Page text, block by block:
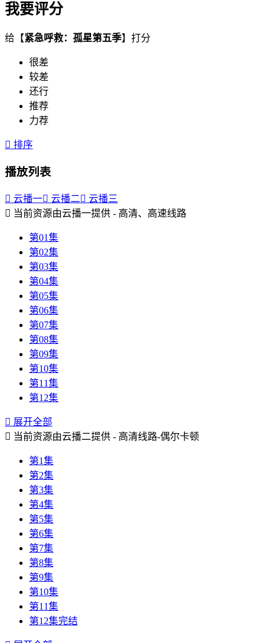
我要评分
给【紧急呼救：孤星第五季】打分
很差
较差
还行
推荐
力荐
 排序
播放列表
 云播一 云播二 云播三
 当前资源由云播一提供 - 高清、高速线路
第01集
第02集
第03集
第04集
第05集
第06集
第07集
第08集
第09集
第10集
第11集
第12集
 展开全部
 当前资源由云播二提供 - 高清线路-偶尔卡顿
第1集
第2集
第3集
第4集
第5集
第6集
第7集
第8集
第9集
第10集
第11集
第12集完结